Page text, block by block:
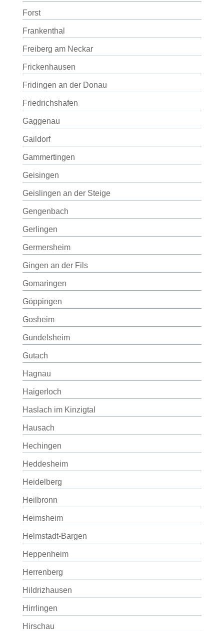
Forst
Frankenthal
Freiberg am Neckar
Frickenhausen
Fridingen an der Donau
Friedrichshafen
Gaggenau
Gaildorf
Gammertingen
Geisingen
Geislingen an der Steige
Gengenbach
Gerlingen
Germersheim
Gingen an der Fils
Gomaringen
Göppingen
Gosheim
Gundelsheim
Gutach
Hagnau
Haigerloch
Haslach im Kinzigtal
Hausach
Hechingen
Heddesheim
Heidelberg
Heilbronn
Heimsheim
Helmstadt-Bargen
Heppenheim
Herrenberg
Hildrizhausen
Hirrlingen
Hirschau